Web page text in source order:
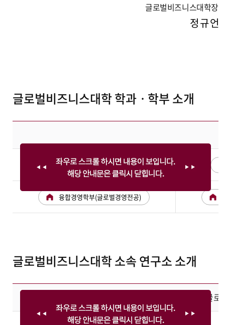
글로벌비즈니스대학장
정 규 언
글로벌비즈니스대학 학과ㆍ학부 소개
글로벌학부(한국학전공)
융합경영학부(글로벌경영전공)
글로벌비즈니스대학 소속 연구소 소개
글